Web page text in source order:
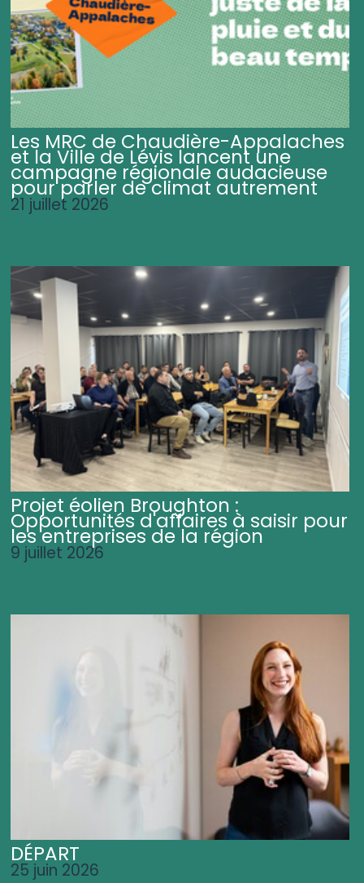
Les MRC de Chaudière-Appalaches
et la Ville de Lévis lancent une
campagne régionale audacieuse
pour parler de climat autrement
21 juillet 2026
Projet éolien Broughton :
Opportunités d'affaires à saisir pour
les entreprises de la région
9 juillet 2026
DÉPART
25 juin 2026